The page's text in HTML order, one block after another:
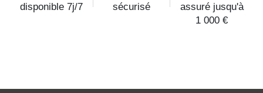
disponible 7j/7
sécurisé
assuré jusqu'à
1 000 €